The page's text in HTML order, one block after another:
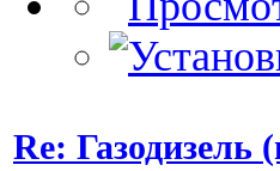
Re: Газодизель